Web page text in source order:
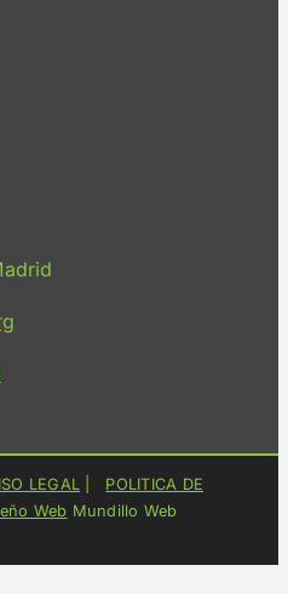
LEGAL
POLITICA DE
Web Mundillo Web